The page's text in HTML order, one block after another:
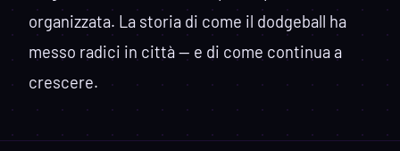
organizzata. La storia di come il dodgeball ha
messo radici in città — e di come continua a
crescere.